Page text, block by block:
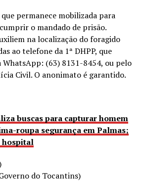
permanece mobilizada para
o mandado de prisão.
na localização do foragido
ao telefone da 1ª DHPP, que
WhatsApp: (63) 8131-8454, ou pelo
Civil. O anonimato é garantido.
buscas para capturar homem
roupa segurança em Palmas;
do Tocantins)